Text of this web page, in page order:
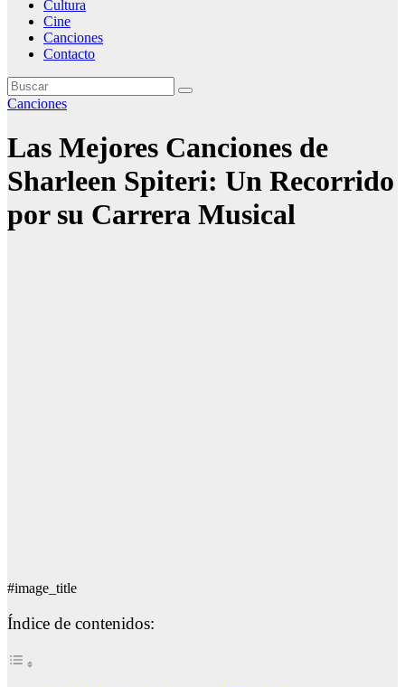
Cultura
Cine
Canciones
Contacto
Canciones
Las Mejores Canciones de
Sharleen Spiteri: Un Recorrido
por su Carrera Musical
#image_title
Índice de contenidos: